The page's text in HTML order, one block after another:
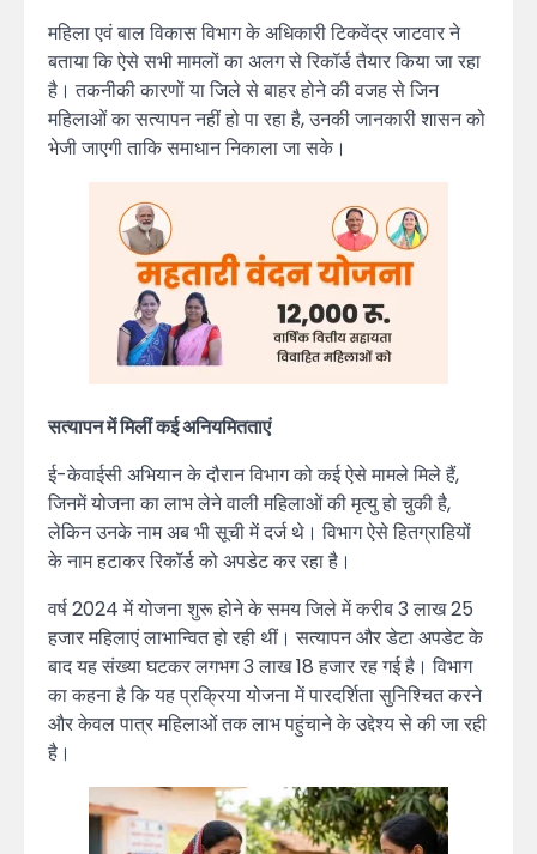
महिला एवं बाल विकास विभाग के अधिकारी टिकवेंद्र जाटवार ने
बताया कि ऐसे सभी मामलों का अलग से रिकॉर्ड तैयार किया जा रहा
है। तकनीकी कारणों या जिले से बाहर होने की वजह से जिन
महिलाओं का सत्यापन नहीं हो पा रहा है, उनकी जानकारी शासन को
भेजी जाएगी ताकि समाधान निकाला जा सके।
सत्यापन में मिलीं कई अनियमितताएं
ई-केवाईसी अभियान के दौरान विभाग को कई ऐसे मामले मिले हैं,
जिनमें योजना का लाभ लेने वाली महिलाओं की मृत्यु हो चुकी है,
लेकिन उनके नाम अब भी सूची में दर्ज थे। विभाग ऐसे हितग्राहियों
के नाम हटाकर रिकॉर्ड को अपडेट कर रहा है।
वर्ष 2024 में योजना शुरू होने के समय जिले में करीब 3 लाख 25
हजार महिलाएं लाभान्वित हो रही थीं। सत्यापन और डेटा अपडेट के
बाद यह संख्या घटकर लगभग 3 लाख 18 हजार रह गई है। विभाग
का कहना है कि यह प्रक्रिया योजना में पारदर्शिता सुनिश्चित करने
और केवल पात्र महिलाओं तक लाभ पहुंचाने के उद्देश्य से की जा रही
है।